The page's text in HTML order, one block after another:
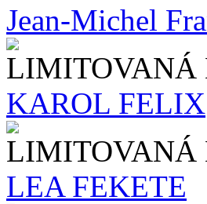
Jean-Michel
LIMITOVANÁ
KAROL FELIX
LIMITOVANÁ
LEA FEKETE